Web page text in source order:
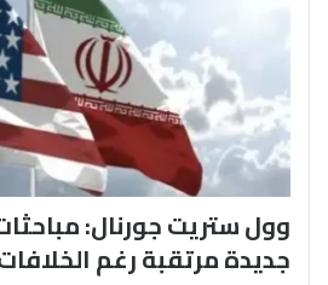
وول ستريت جورنال:
جديدة مرتقبة رغم